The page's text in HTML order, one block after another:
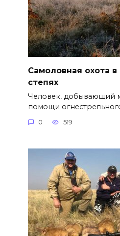
Самоловная охота
степях
Человек, добывающий
помощи
0 519